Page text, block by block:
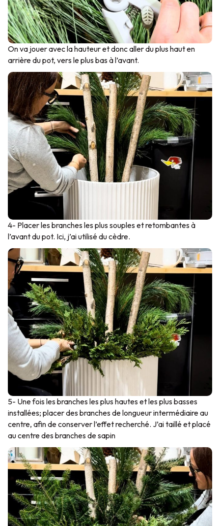
On va jouer avec la hauteur et donc aller du plus haut en
arrière du pot, vers le plus bas à l’avant.
4- Placer les branches les plus souples et retombantes à
l’avant du pot. Ici, j’ai utilisé du cèdre.
5- Une fois les branches les plus hautes et les plus basses
installées; placer des branches de longueur intermédiaire au
centre, afin de conserver l’effet recherché. J’ai taillé et placé
au centre des branches de sapin